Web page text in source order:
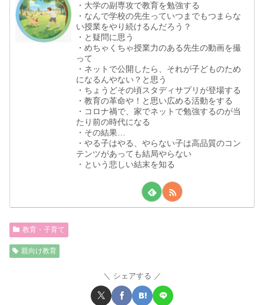
・大学の副専攻で教育を勉強する
・なんで学校の先生っていつまでもつまらな
い授業をやり続けるんだろう？
・と疑問に思う
・めちゃくちゃ授業力のある先生の動画を撮
って
・ネットで公開したら、それが子どものため
になるんやない？と思う
・ちょうどその頃スタディサプリが登場する
・教育の革命や！と思い広める活動をする
・コロナ禍で、家でネットで勉強するのが当
たり前の時代になる
・その結果…
・やる子はやる、やらない子は高品質のコン
テンツがあっても結局やらない
・という悲しい結末を知る
教育・子育て
親向け教育
シェアする